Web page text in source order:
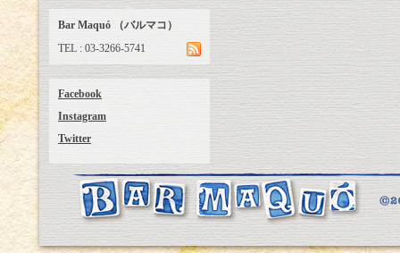
Bar Maquó （バルマコ）
TEL : 03-3266-5741
Facebook
Instagram
Twitter